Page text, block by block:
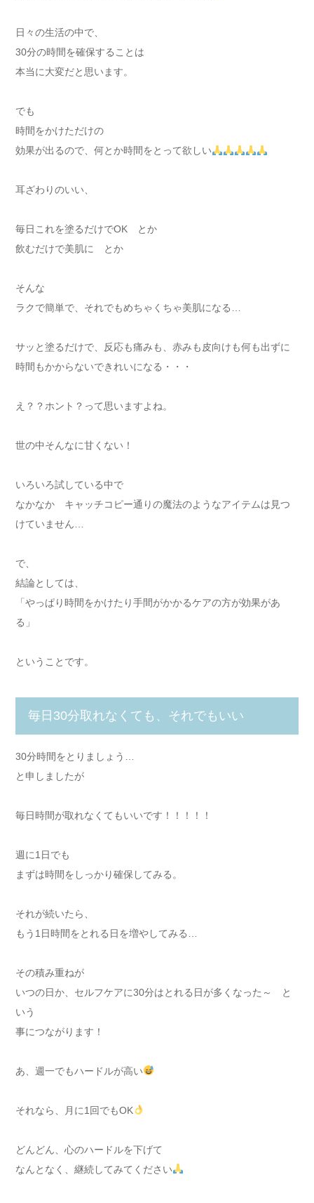
日々の生活の中で、
30分の時間を確保することは
本当に大変だと思います。
でも
時間をかけただけの
効果が出るので、何とか時間をとって欲しい
耳ざわりのいい、
毎日これを塗るだけでOK とか
飲むだけで美肌に とか
そんな
ラクで簡単で、それでもめちゃくちゃ美肌になる…
サッと塗るだけで、反応も痛みも、赤みも皮向けも何も出ずに
時間もかからないできれいになる・・・
え？？ホント？って思いますよね。
世の中そんなに甘くない！
いろいろ試している中で
なかなか キャッチコピー通りの魔法のようなアイテムは見つ
けていません…
で、
結論としては、
「やっぱり時間をかけたり手間がかかるケアの方が効果があ
る」
ということです。
毎日30分取れなくても、それでもいい
30分時間をとりましょう…
と申しましたが
毎日時間が取れなくてもいいです！！！！！
週に1日でも
まずは時間をしっかり確保してみる。
それが続いたら、
もう1日時間をとれる日を増やしてみる…
その積み重ねが
いつの日か、セルフケアに30分はとれる日が多くなった～ と
いう
事につながります！
あ、週一でもハードルが高い
それなら、月に1回でもOK
どんどん、心のハードルを下げて
なんとなく、継続してみてください